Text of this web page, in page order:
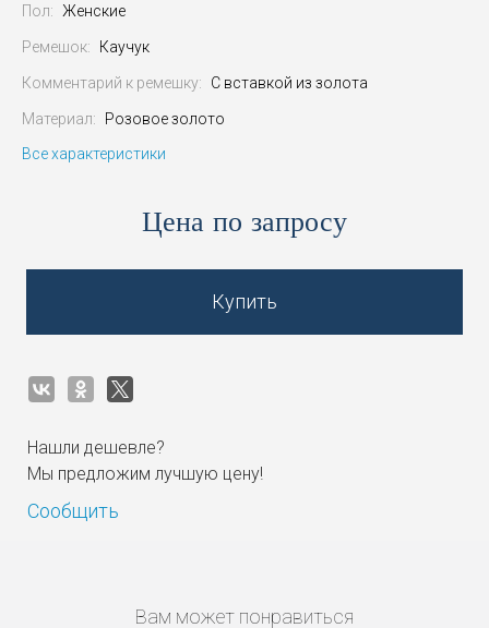
Пол: Женские
Ремешок: Каучук
Комментарий к ремешку: С вставкой из золота
Материал:
Розовое золото
Все характеристики
Цена по запросу
Купить
Нашли дешевле?
Мы предложим лучшую цену!
Сообщить
Вам может понравиться